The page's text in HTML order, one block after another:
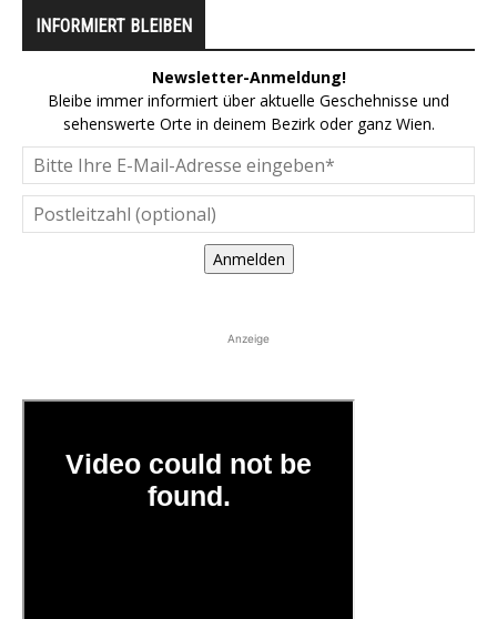
INFORMIERT BLEIBEN
Newsletter-Anmeldung!
Bleibe immer informiert über aktuelle Geschehnisse und
sehenswerte Orte in deinem Bezirk oder ganz Wien.
Anmelden
Anzeige